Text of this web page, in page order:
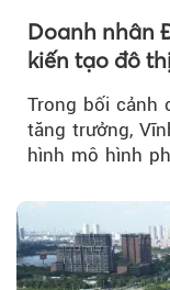
Doanh nhân
kiến tạo đô
Trong bối cảnh
tăng trưởng,
hình mô hình